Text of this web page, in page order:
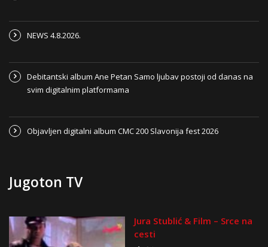
NEWS 4.8.2026.
Debitantski album Ane Petan Samo ljubav postoji od danas na
svim digitalnim platformama
Objavljen digitalni album CMC 200 Slavonija fest 2026
Jugoton TV
Jura Stublić & Film – Srce na
cesti